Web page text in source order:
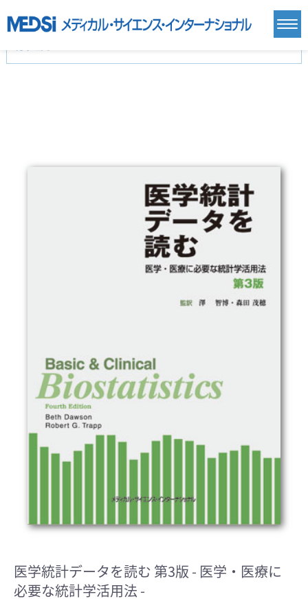
基礎医学(93)
基礎医学関連科学(80)
自然科学(25)
医療技術(16)
歯科学(3)
保健・体育(1)
医学一般(91) マルチメディア(0)
医学統計データを読む 第3版 - 医学・医療に
必要な統計学活用法 -